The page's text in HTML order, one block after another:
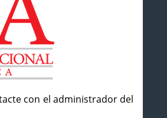
con el administrador del